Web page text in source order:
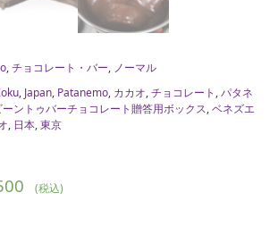
,チョコレート・バー, ノーマル
, Japan, Patanemo, カカオ,チョコレート ,パタネ
ーントゥバーチョコレート贈答用ボックス,ベネズエ
, 日本,東京